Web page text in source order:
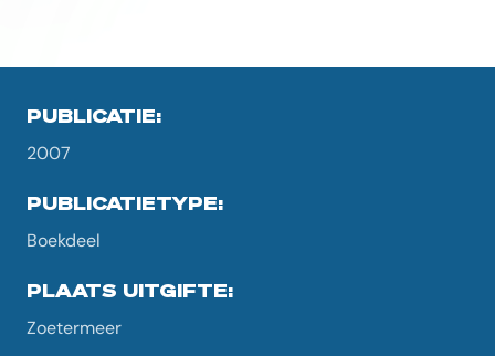
PUBLICATIE:
2007
PUBLICATIETYPE:
Boekdeel
PLAATS UITGIFTE:
Zoetermeer